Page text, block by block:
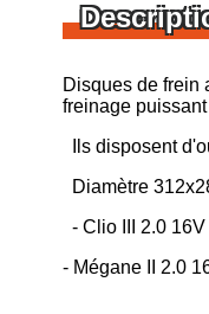
Disques de frein
freinage
Ils disposent
Diamètre
- Clio III 2.0
- Mégane II 2.0